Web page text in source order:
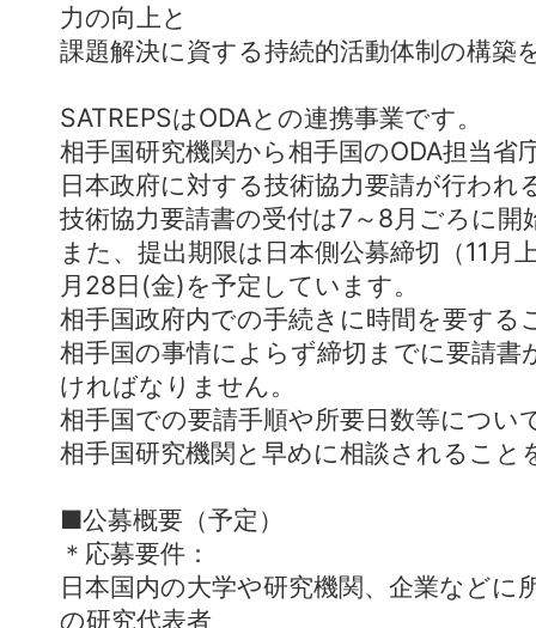
力の向上と
課題解決に資する持続的活動体制の構築
SATREPSはODAとの連携事業です。
相手国研究機関から相手国のODA担当省
日本政府に対する技術協力要請が行われ
技術協力要請書の受付は7～8月ごろに開
また、提出期限は日本側公募締切（11月
月28日(金)を予定しています。
相手国政府内での手続きに時間を要する
相手国の事情によらず締切までに要請書
ければなりません。
相手国での要請手順や所要日数等につい
相手国研究機関と早めに相談されること
■公募概要（予定）
＊応募要件：
日本国内の大学や研究機関、企業などに
の研究代表者